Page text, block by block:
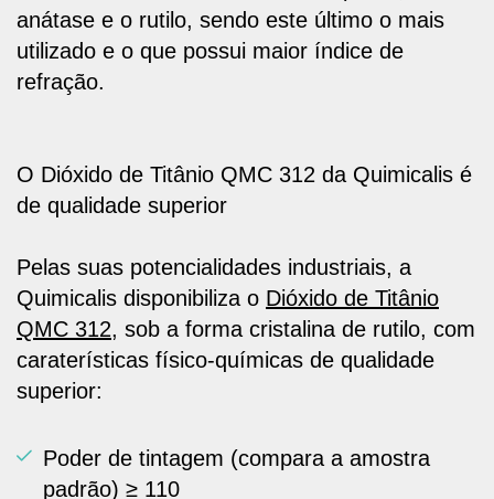
anátase e o rutilo, sendo este último o mais
utilizado e o que possui maior índice de
refração.
O Dióxido de Titânio QMC 312 da Quimicalis é
de qualidade superior
Pelas suas potencialidades industriais, a
Quimicalis disponibiliza o Dióxido de Titânio
QMC 312, sob a forma cristalina de rutilo, com
caraterísticas físico-químicas de qualidade
superior:
Poder de tintagem (compara a amostra
padrão) ≥ 110